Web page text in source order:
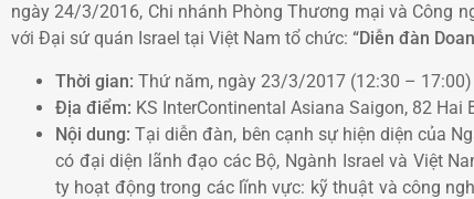
ngày 24/3/2016, Chi nhánh Phòng Thương mại và Công
với Đại sứ quán Israel tại Việt Nam tổ chức: “Diễn đàn
Thời gian: Thứ năm, ngày 23/3/2017 (12:30 – 17:00)
Địa điểm: KS InterContinental Asiana Saigon, 82 Hai
Nội dung: Tại diễn đàn, bên cạnh sự hiện diện của
có đại diện lãnh đạo các Bộ, Ngành Israel và Việt
ty hoạt động trong các lĩnh vực: kỹ thuật và công